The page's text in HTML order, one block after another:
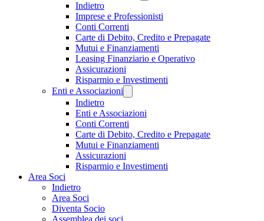
Indietro
Imprese e Professionisti
Conti Correnti
Carte di Debito, Credito e Prepagate
Mutui e Finanziamenti
Leasing Finanziario e Operativo
Assicurazioni
Risparmio e Investimenti
Enti e Associazioni
Indietro
Enti e Associazioni
Conti Correnti
Carte di Debito, Credito e Prepagate
Mutui e Finanziamenti
Assicurazioni
Risparmio e Investimenti
Area Soci
Indietro
Area Soci
Diventa Socio
Assemblea dei soci